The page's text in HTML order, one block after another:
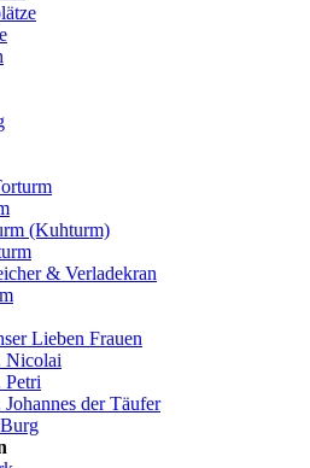
(Kuhturm)
& Verladekran
Lieben Frauen
Nicolai
Petri
der Täufer